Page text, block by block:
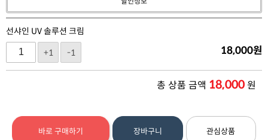
선샤인 UV 솔루션 크림
+1
-1 18,000원
총 상품 금액 18,000원
바로 구매하기 장바구니 관심상품